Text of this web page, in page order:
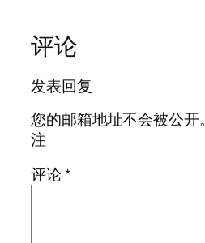
评论
发表回复
您的邮箱地址不会被公开。
注
评论*